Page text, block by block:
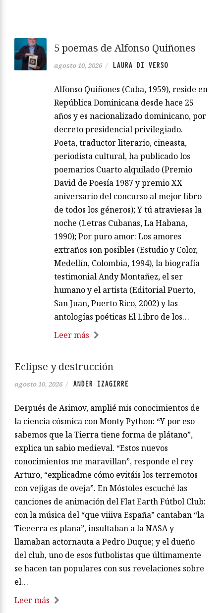
5 poemas de Alfonso Quiñones
agosto 10, 2026 / LAURA DI VERSO
Alfonso Quiñones (Cuba, 1959), reside en
República Dominicana desde hace 25
años y es nacionalizado dominicano, por
decreto presidencial privilegiado.
Poeta, traductor literario, cineasta,
periodista cultural, ha publicado los
poemarios Cuarto alquilado (Premio
David de Poesía 1987 y premio XX
aniversario del concurso al mejor libro
de todos los géneros); Y tú atraviesas la
noche (Letras Cubanas, La Habana,
1990); Por puro amor: Los amores
extraños son posibles (Estudio y Color,
Medellín, Colombia, 1994), la biografía
testimonial Andy Montañez, el ser
humano y el artista (Editorial Puerto,
San Juan, Puerto Rico, 2002) y las
antologías poéticas El Libro de los…
Leer más
Eclipse y destrucción
agosto 10, 2026 / ANDER IZAGIRRE
Después de Asimov, amplié mis conocimientos de
la ciencia cósmica con Monty Python: “Y por eso
sabemos que la Tierra tiene forma de plátano”,
explica un sabio medieval. “Estos nuevos
conocimientos me maravillan”, responde el rey
Arturo, “explicadme cómo evitáis los terremotos
con vejigas de oveja”. En Móstoles escuché las
canciones de animación del Flat Earth Fútbol Club:
con la música del “que viiiva España” cantaban “la
Tieeerra es plana”, insultaban a la NASA y
llamaban actornauta a Pedro Duque; y el dueño
del club, uno de esos futbolistas que últimamente
se hacen tan populares con sus revelaciones sobre
el…
Leer más